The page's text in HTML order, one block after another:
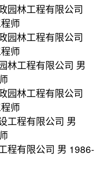
园林工程有限公司
师
园林工程有限公司
师
林工程有限公司 男
园林工程有限公司
师
工程有限公司 男
程有限公司 男 1986-